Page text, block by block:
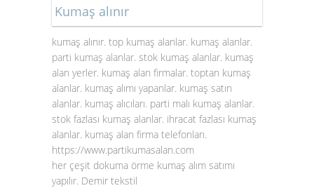
Kumaş alınır
kumaş alınır. top kumaş alanlar. kumaş alanlar.
parti kumaş alanlar. stok kumaş alanlar. kumaş
alan yerler. kumaş alan firmalar. toptan kumaş
alanlar. kumaş alımı yapanlar. kumaş satın
alanlar. kumaş alıcıları. parti malı kumaş alanlar.
stok fazlası kumaş alanlar. ihracat fazlası kumaş
alanlar. kumaş alan firma telefonları.
https://www.partikumasalan.com
her çeşit dokuma örme kumaş alım satımı
yapılır. Demir tekstil